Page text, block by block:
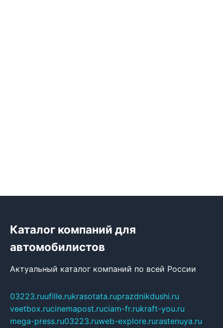
Каталог компаний для
автомобилистов
Актуальный каталог компаний по всей России
03223.ruufille.rukrasotata.ruprazdnikdushi.ru
veetbox.rucinemapost.ruciam-fr.rukraft-you.ru
mega-press.ru03223.ruweb-explore.rurastenuya.ru